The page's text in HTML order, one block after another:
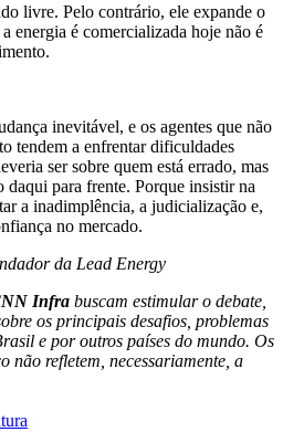
livre. Pelo contrário, ele expande o
energia é comercializada hoje não é
inevitável, e os agentes que não
tendem a enfrentar dificuldades
ser sobre quem está errado, mas
daqui para frente. Porque insistir na
a inadimplência, a judicialização e,
no mercado.
da Lead Energy
Infra buscam estimular o debate,
os principais desafios, problemas
e por outros países do mundo. Os
não refletem, necessariamente, a